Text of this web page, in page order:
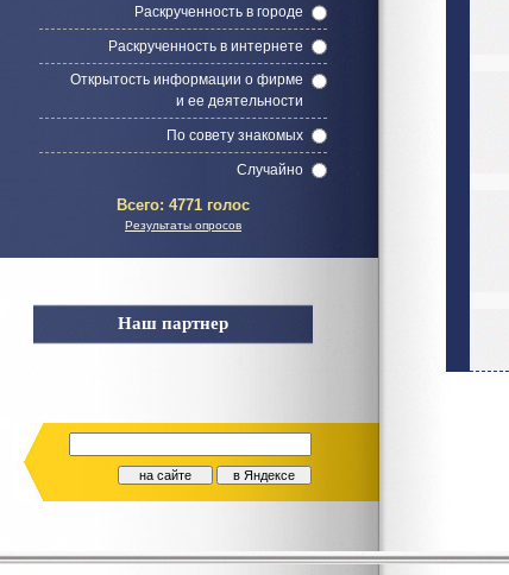
Раскрученность в городе
Раскрученность в интернете
Открытость информации о фирме
и ее деятельности
По совету знакомых
Случайно
Всего: 4771 голос
Результаты опросов
Наш партнер